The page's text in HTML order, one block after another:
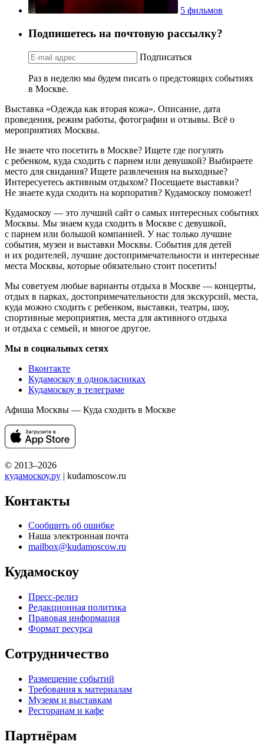
5 фильмов
Подпишетесь на почтовую рассылку?
Подписаться
Раз в неделю мы будем писать о предстоящих событиях
в Москве.
Выставка «Одежда как вторая кожа». Описание, дата
проведения, режим работы, фотографии и отзывы. Всё о
мероприятиях Москвы.
Не знаете что посетить в Москве? Ищете где погулять
с ребенком, куда сходить с парнем или девушкой? Выбираете
место для свидания? Ищете развлечения на выходные?
Интересуетесь активным отдыхом? Посещаете выставки?
Не знаете куда сходить на корпоратив? Кудамоскоу поможет!
Кудамоскоу — это лучший сайт о самых интересных событиях
Москвы. Мы знаем куда сходить в Москве с девушкой,
с парнем или большой компанией. У нас только лучшие
события, музеи и выставки Москвы. События для детей
и их родителей, лучшие достопримечательности и интересные
места Москвы, которые обязательно стоит посетить!
Мы советуем любые варианты отдыха в Москве — концерты,
отдых в парках, достопримечательности для экскурсий, места,
куда можно сходить с ребенком, выставки, театры, шоу,
спортивные мероприятия, места для активного отдыха
и отдыха с семьей, и многое другое.
Мы в социальных сетях
Вконтакте
Кудамоскоу в однокласниках
Кудамоскоу в телеграме
Афиша Москвы — Куда сходить в Москве
© 2013–2026
кудамоскоу.ру | kudamoscow.ru
Контакты
Сообщить об ошибке
Наша электронная почта
mailbox@kudamoscow.ru
Кудамоскоу
Пресс-релиз
Редакционная политика
Правовая информация
Формат ресурса
Сотрудничество
Размещение событий
Требования к материалам
Музеям и выставкам
Ресторанам и кафе
Партнёрам